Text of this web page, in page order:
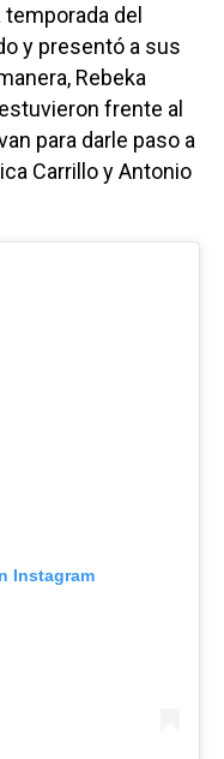
temporada del
y presentó a sus
Rebeka
frente al
para darle paso a
Carrillo y Antonio
Instagram